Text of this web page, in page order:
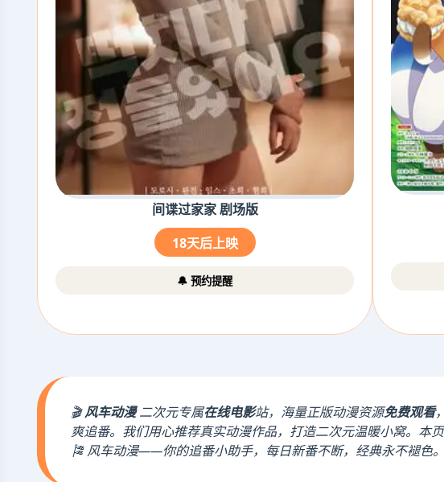
间谍过家家 剧场版
18天后上映
🔔 预约提醒
🎬风车动漫二次元专属在线电影站，海量正版动漫资源免费观看
爽追番。我们用心推荐真实动漫作品，打造二次元温暖小窝。本
🎏 风车动漫——你的追番小助手，每日新番不断，经典永不褪色。